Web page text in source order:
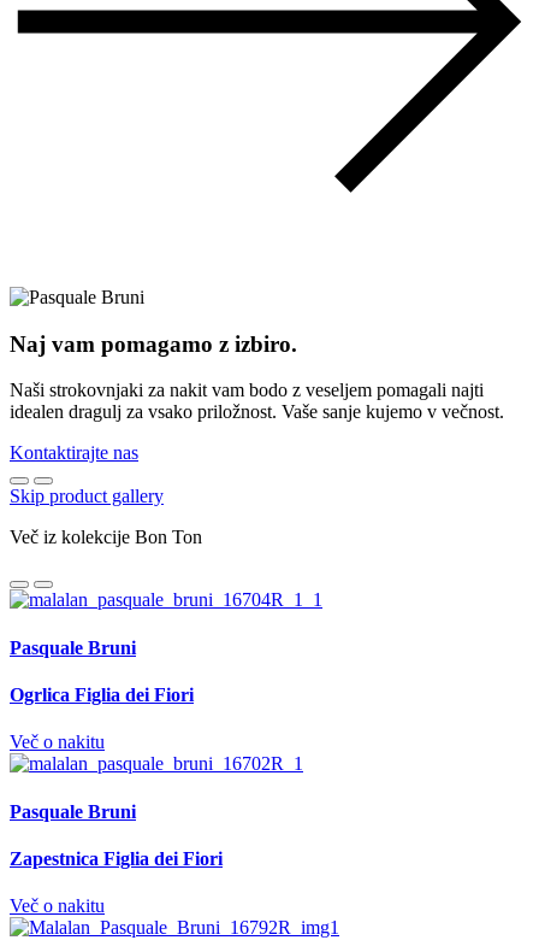
Naj vam pomagamo z izbiro.
Naši strokovnjaki za nakit vam bodo z veseljem pomagali najti
idealen dragulj za vsako priložnost. Vaše sanje kujemo v večnost.
Kontaktirajte nas
Skip product gallery
Več iz kolekcije Bon Ton
Pasquale Bruni
Ogrlica Figlia dei Fiori
Več o nakitu
Pasquale Bruni
Zapestnica Figlia dei Fiori
Več o nakitu